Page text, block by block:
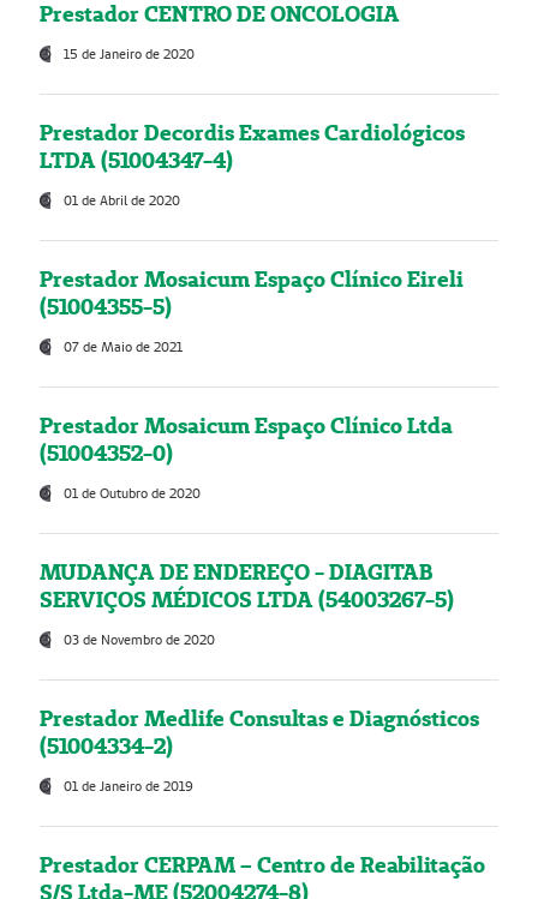
Prestador CENTRO DE ONCOLOGIA
15 de Janeiro de 2020
Prestador Decordis Exames Cardiológicos
LTDA (51004347-4)
01 de Abril de 2020
Prestador Mosaicum Espaço Clínico Eireli
(51004355-5)
07 de Maio de 2021
Prestador Mosaicum Espaço Clínico Ltda
(51004352-0)
01 de Outubro de 2020
MUDANÇA DE ENDEREÇO - DIAGITAB
SERVIÇOS MÉDICOS LTDA (54003267-5)
03 de Novembro de 2020
Prestador Medlife Consultas e Diagnósticos
(51004334-2)
01 de Janeiro de 2019
Prestador CERPAM – Centro de Reabilitação
S/S Ltda-ME (52004274-8)